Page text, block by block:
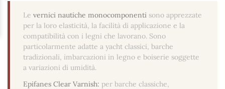
Le vernici nautiche monocomponenti sono apprezzate
per la loro elasticità, la facilità di applicazione e la
compatibilità con i legni che lavorano. Sono
particolarmente adatte a yacht classici, barche
tradizionali, imbarcazioni in legno e boiserie soggette
a variazioni di umidità.
Epifanes Clear Varnish: per barche classiche,